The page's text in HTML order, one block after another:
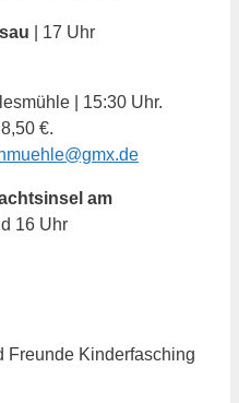
| 17 Uhr
| 15:30 Uhr.
€.
am
16 Uhr
Freunde Kinderfasching